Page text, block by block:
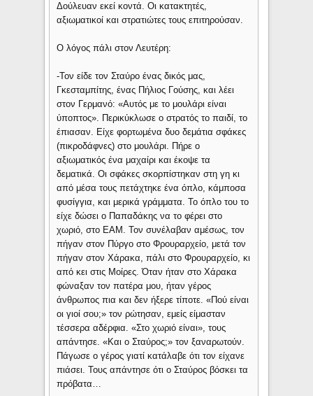
Δούλευαν εκεί κοντά. Οι κατακτητές,
αξιωματικοί και στρατιώτες τους επιτηρούσαν.
Ο λόγος πάλι στον Λευτέρη:
-Τον είδε τον Σταύρο ένας δικός μας,
Γκεσταμπίτης, ένας Πήλιος Γούσης, και λέει
στον Γερμανό: «Αυτός με το μουλάρι είναι
ύποπτος». Περικύκλωσε ο στρατός το παιδί, το
έπιασαν. Είχε φορτωμένα δυο δεμάτια σφάκες
(πικροδάφνες) στο μουλάρι. Πήρε ο
αξιωματικός ένα μαχαίρι και έκοψε τα
δεματικά. Οι σφάκες σκορπίστηκαν στη γη κι
από μέσα τους πετάχτηκε ένα όπλο, κάμποσα
φυσίγγια, και μερικά γράμματα. Το όπλο του το
είχε δώσει ο Παπαδάκης να το φέρει στο
χωριό, στο ΕΑΜ. Τον συνέλαβαν αμέσως, τον
πήγαν στον Πύργο στο Φρουραρχείο, μετά τον
πήγαν στον Χάρακα, πάλι στο Φρουραρχείο, κι
από κει στις Μοίρες. Όταν ήταν στο Χάρακα
φώναξαν τον πατέρα μου, ήταν γέρος
άνθρωπος πια και δεν ήξερε τίποτε. «Πού είναι
οι γιοί σου;» τον ρώτησαν, εμείς είμασταν
τέσσερα αδέρφια. «Στο χωριό είναι», τους
απάντησε. «Και ο Σταύρος;» τον ξαναρωτούν.
Πάγωσε ο γέρος γιατί κατάλαβε ότι τον είχανε
πιάσει. Τους απάντησε ότι ο Σταύρος βόσκει τα
πρόβατα…